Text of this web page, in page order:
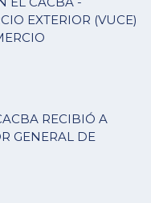
EXTERIOR (VUCE)
RECIBIÓ A
GENERAL DE